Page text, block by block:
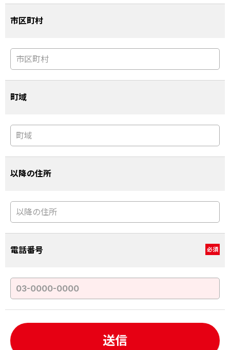
市区町村
町域
以降の住所
電話番号 必須